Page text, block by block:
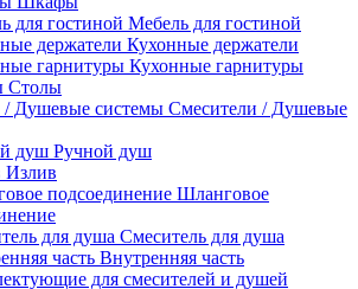
Мебель для гостиной
Кухонные держатели
Кухонные гарнитуры
Столы
Смесители / Душевые
Ручной душ
Излив
Шланговое
Смеситель для душа
Внутренняя часть